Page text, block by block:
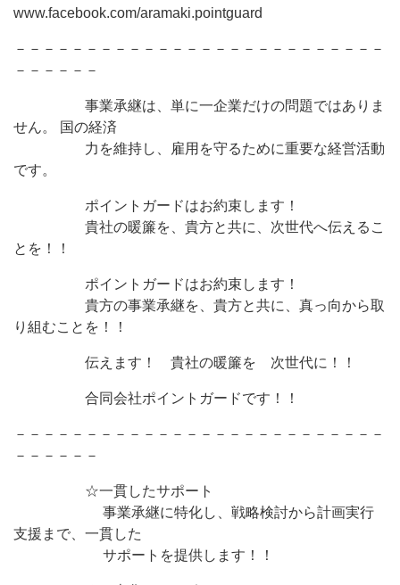
www.facebook.com/aramaki.pointguard
－－－－－－－－－－－－－－－－－－－－－－－－－－
－－－－－－
事業承継は、単に一企業だけの問題ではありま
せん。 国の経済
力を維持し、雇用を守るために重要な経営活動
です。
ポイントガードはお約束します！
貴社の暖簾を、貴方と共に、次世代へ伝えるこ
とを！！
ポイントガードはお約束します！
貴方の事業承継を、貴方と共に、真っ向から取
り組むことを！！
伝えます！ 貴社の暖簾を 次世代に！！
合同会社ポイントガードです！！
－－－－－－－－－－－－－－－－－－－－－－－－－－
－－－－－－
☆一貫したサポート
事業承継に特化し、戦略検討から計画実行
支援まで、一貫した
サポートを提供します！！